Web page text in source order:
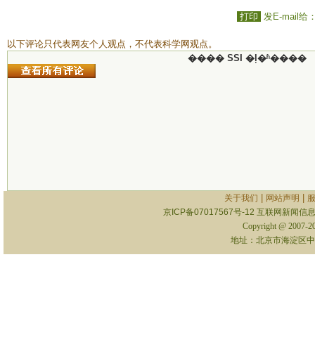
打印 发E-mail给
以下评论只代表网友个人观点，不代表科学网观点。
���� SSI �ļ�ʱ����
关于我们 网站声明
京ICP备07017567号-12 互联网新闻信
Copyright @ 2007-
地址：北京市海淀区